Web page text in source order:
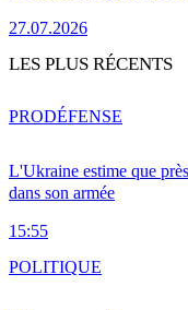
27.07.2026
LES PLUS RÉCENTS
L'Ukraine estime que
dans son armée
15:55
PRODÉFENSE
POLITIQUE